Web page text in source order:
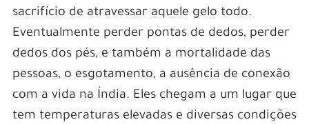
sacrifício de atravessar aquele gelo todo.
Eventualmente perder pontas de dedos, perder
dedos dos pés, e também a mortalidade das
pessoas, o esgotamento, a ausência de conexão
com a vida na Índia. Eles chegam a um lugar que
tem temperaturas elevadas e diversas condições